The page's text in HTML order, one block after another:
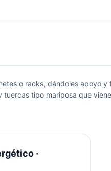
o racks, dándoles apoyo
tipo mariposa que
·